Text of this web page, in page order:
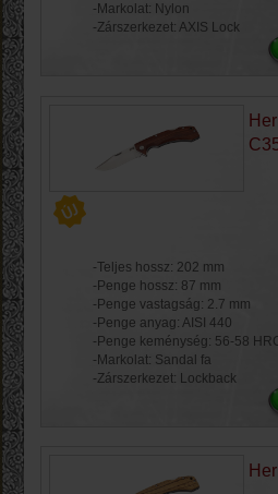
-Markolat: Nylon
-Zárszerkezet: AXIS Lock
-Teljes hossz: 202 mm
-Penge hossz: 87 mm
-Penge vastagság: 2.7 mm
-Penge anyag: AISI 440
-Penge keménység: 56-58
-Markolat: Sandal fa
-Zárszerkezet: Lockback